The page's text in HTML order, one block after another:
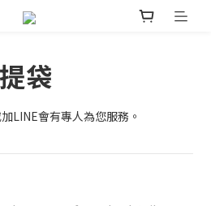
袋
LINE會有專人為您服務。